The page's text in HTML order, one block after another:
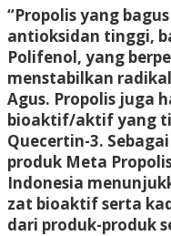
“Propolis yang
antioksidan tinggi,
Polifenol, yang
menstabilkan
Agus. Propolis juga
bioaktif/aktif yang
Quecertin-3.
produk Meta
Indonesia
zat bioaktif serta
dari produk-produk